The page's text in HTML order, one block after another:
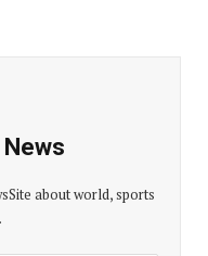
about world, sports